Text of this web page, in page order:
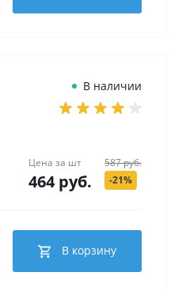
В наличии
Цена за шт
464 руб.
587 руб.
-21%
В корзину